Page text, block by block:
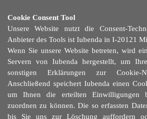
Cookie Consent Tool
Unsere Website nutzt die Consent-
Anbieter des Tools ist Iubenda in I-20121
Wenn Sie unsere Website betreten, wird
Servern von Iubenda hergestellt, um
sonstigen Erklärungen zur Cookie-
Anschließend speichert Iubenda einen
um Ihnen die erteilten Einwilligungen
zuordnen zu können. Die so erfassten
bis Sie uns zur Löschung auffordern